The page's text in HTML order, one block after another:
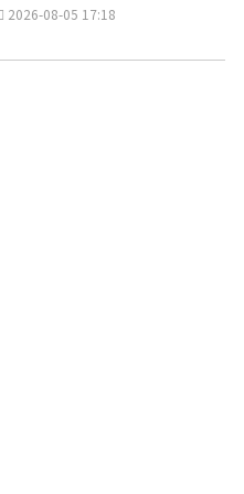
2026-08-05 17:18